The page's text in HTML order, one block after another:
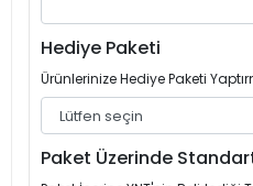
Hediye Paketi
Ürünlerinize Hediye Paketi
Paket Üzerinde